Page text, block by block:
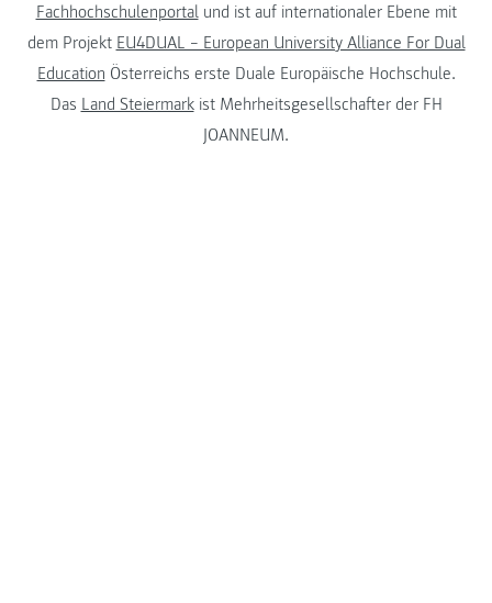
Fachhochschulenportalund ist auf internationaler Ebene mit
dem Projekt EU4DUAL – European University Alliance For Dual
Education Österreichs erste Duale Europäische Hochschule.
Das Land Steiermarkist Mehrheitsgesellschafter der FH
JOANNEUM.